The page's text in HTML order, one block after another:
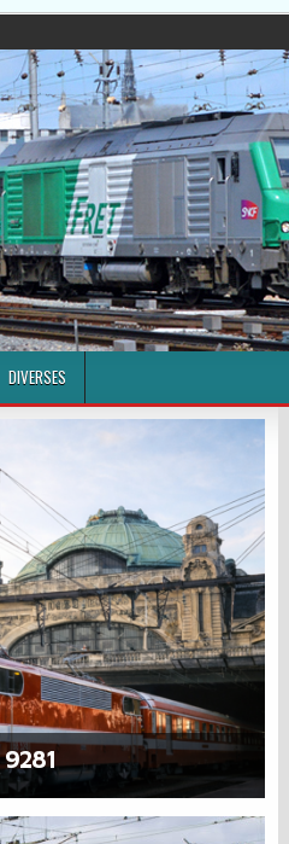
DIVERSES
9281